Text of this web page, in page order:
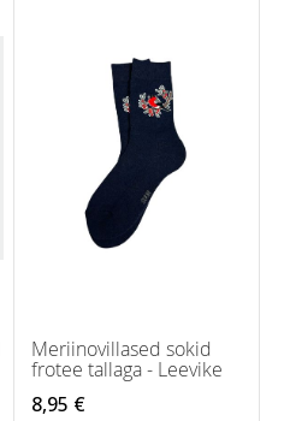
Meriinovillased sokid
frotee tallaga - Leevike
8,95 €